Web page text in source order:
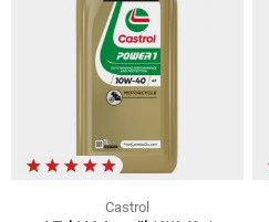
Castrol